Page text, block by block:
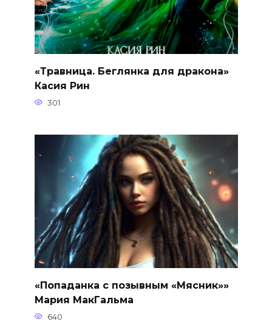
«Травница. Беглянка для дракона»
Касия Рин
301
«Попаданка с позывным «Мясник»»
Мария МакГальма
640